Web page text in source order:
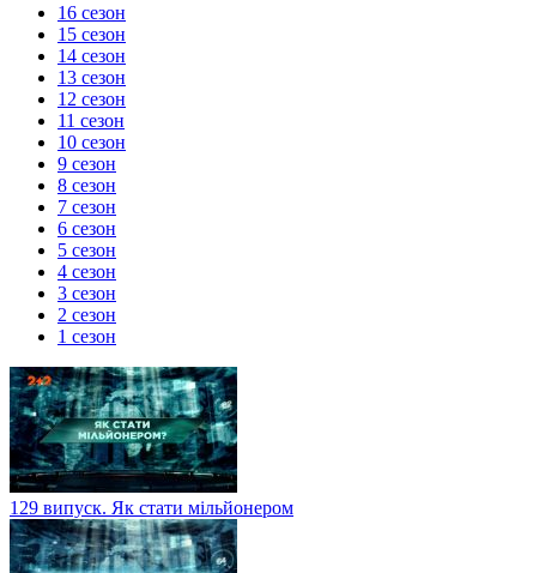
16 сезон
15 сезон
14 сезон
13 сезон
12 сезон
11 сезон
10 сезон
9 сезон
8 сезон
7 сезон
6 сезон
5 сезон
4 сезон
3 сезон
2 сезон
1 сезон
129 випуск. Як стати мільйонером